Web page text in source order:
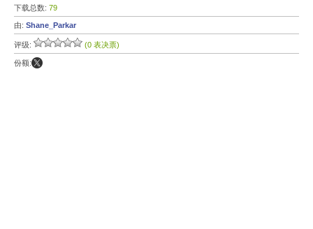
下载总数: 79
由: Shane_Parkar
评级: (0 表决票)
份额: